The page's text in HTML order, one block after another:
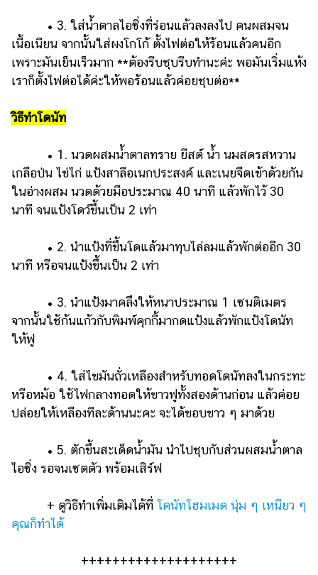
• 3. ใส่น้ำตาลไอซิ่งที่ร่อนแล้วลงลงไป คนผสมจน
เนื้อเนียน จากนั้นใส่ผงโกโก้ ตั้งไฟต่อให้ร้อนแล้วคนอีก
เพราะมันเย็นเร็วมาก **ต้องรีบชุบรีบทำนะค่ะ พอมันเริ่มแห้ง
เราก็ตั้งไฟต่อได้ค่ะให้พอร้อนแล้วค่อยชุบต่อ**
วิธีทำโดนัท
• 1. นวดผสมน้ำตาลทราย ยีสต์ น้ำ นมสดรสหวาน
เกลือป่น ไข่ไก่ แป้งสาลีอเนกประสงค์ และเนยจืดเข้าด้วยกัน
ในอ่างผสม นวดด้วยมือประมาณ 40 นาที แล้วพักไว้ 30
นาที จนแป้งโดว์ขึ้นเป็น 2 เท่า
• 2. นำแป้งที่ขึ้นโดแล้วมาทุบไล่ลมแล้วพักต่ออีก 30
นาที หรือจนแป้งขึ้นเป็น 2 เท่า
• 3. นำแป้งมาคลึงให้หนาประมาณ 1 เซนติเมตร
จากนั้นใช้ก้นแก้วกับพิมพ์คุกกี้มากดแป้งแล้วพักแป้งโดนัท
ให้ฟู
• 4. ใส่ไขมันถั่วเหลืองสำหรับทอดโดนัทลงในกระทะ
หรือหม้อ ใช้ไฟกลางทอดให้ขาวฟูทั้งสองด้านก่อน แล้วค่อย
ปล่อยให้เหลืองทีละด้านนะคะ จะได้ขอบขาว ๆ มาด้วย
• 5. ตักขึ้นสะเด็ดน้ำมัน นำไปชุบกับส่วนผสมน้ำตาล
ไอซิ่ง รอจนเซตตัว พร้อมเสิร์ฟ
+ ดูวิธีทำเพิ่มเติมได้ที่ โดนัทโฮมเมด นุ่ม ๆ เหนียว ๆ
คุณก็ทำได้
++++++++++++++++++++